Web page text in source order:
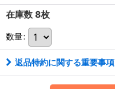
在庫数 8枚
数量:
返品特約に関する重要事項